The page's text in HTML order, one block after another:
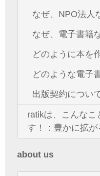
なぜ、NPO法人
なぜ、電子書籍
どのように本を
どのような電子
出版契約につい
ratikは、こんなこ
す！：豊かに拡
about us